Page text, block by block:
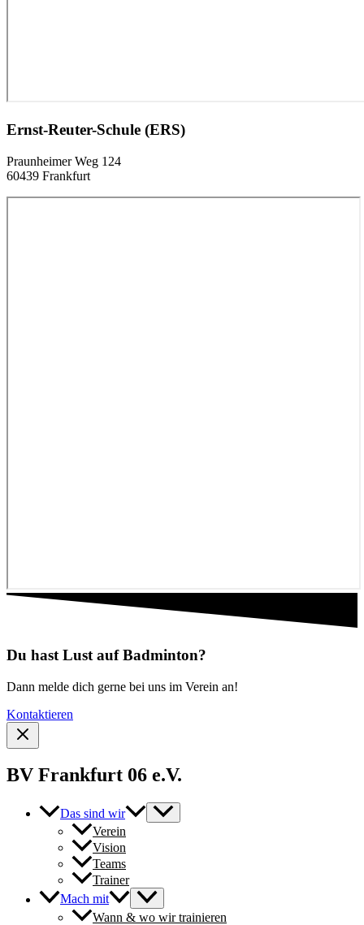
Ernst-Reuter-Schule (ERS)
Praunheimer Weg 124
60439 Frankfurt
Du hast Lust auf Badminton?
Dann melde dich gerne bei uns im Verein an!
Kontaktieren
BV Frankfurt 06 e.V.
Das sind wir
Verein
Vision
Teams
Trainer
Mach mit
Wann & wo wir trainieren